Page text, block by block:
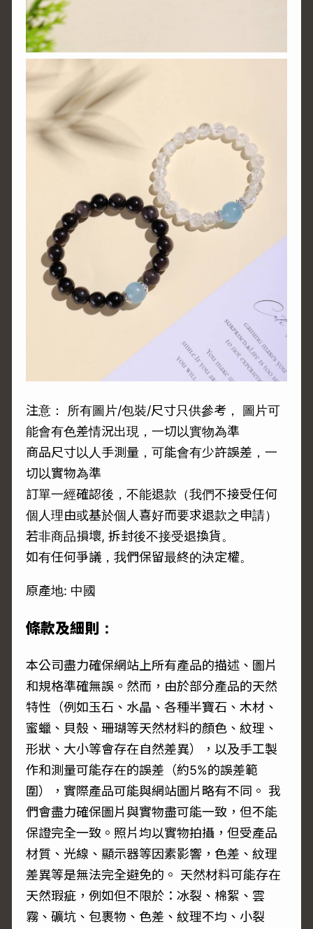
注意： 所有圖片/包裝/尺寸只供參考， 圖片可
能會有色差情況出現，一切以實物為準
商品尺寸以人手測量，可能會有少許誤差，一
切以實物為準
訂單一經確認後，不能退款（我們不接受任何
個人理由或基於個人喜好而要求退款之申請）
若非商品損壞, 拆封後不接受退換貨。
如有任何爭議，我們保留最終的決定權。
原產地: 中國
條款及細則：
本公司盡力確保網站上所有產品的描述、圖片
和規格準確無誤。然而，由於部分產品的天然
特性（例如玉石、水晶、各種半寶石、木材、
蜜蠟、貝殼、珊瑚等天然材料的顏色、紋理、
形狀、大小等會存在自然差異），以及手工製
作和測量可能存在的誤差（約5%的誤差範
圍），實際產品可能與網站圖片略有不同。 我
們會盡力確保圖片與實物盡可能一致，但不能
保證完全一致。照片均以實物拍攝，但受產品
材質、光線、顯示器等因素影響，色差、紋理
差異等是無法完全避免的。 天然材料可能存在
天然瑕疵，例如但不限於：冰裂、棉絮、雲
霧、礦坑、包裹物、色差、紋理不均、小裂